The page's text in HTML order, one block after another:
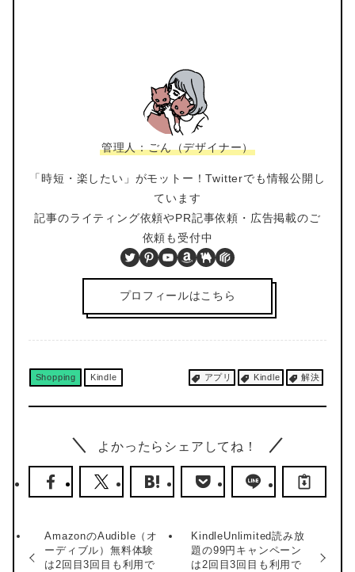
管理人：ごん（デザイナー）
「時短・楽したい」がモットー！Twitterでも情報公開し
ています
記事のライティング依頼やPR記事依頼・広告掲載のご
依頼も受付中
Twitter
Pinterest
YouTube
Amazon
BOOTH
PIXTA
プロフィールはこちら
Shopping Kindle アプリ Kindle 解決
よかったらシェアしてね！
AmazonのAudible（オ
ーディブル）無料体験
は2回目3回目も利用で
KindleUnlimited読み放
題の99円キャンペーン
は2回目3回目も利用で